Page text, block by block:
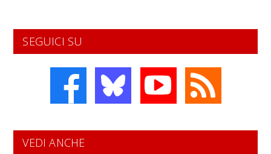
SEGUICI SU
VEDI ANCHE